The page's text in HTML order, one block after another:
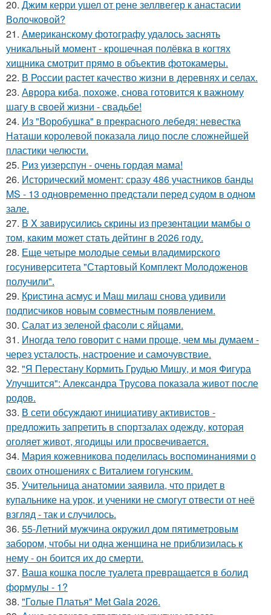
20. Джим керри ушел от рене зеллвегер к анастасии
Волочковой?
21. Американскому фотографу удалось заснять
уникальный момент - крошечная полёвка в когтях
хищника смотрит прямо в объектив фотокамеры.
22. В России растет качество жизни в деревнях и селах.
23. Аврора киба, похоже, снова готовится к важному
шагу в своей жизни - свадьбе!
24. Из "Воробушка" в прекрасного лебедя: невестка
Наташи королевой показала лицо после сложнейшей
пластики челюсти.
25. Риз уизерспун - очень гордая мама!
26. Исторический момент: сразу 486 участников банды
MS - 13 одновременно предстали перед судом в одном
зале.
27. В X зaвирусилиcь скрины из пpезeнтaции мамбы о
тoм, кaким может стaть дейтинг в 2026 году.
28. Еще четыре молодые семьи владимирского
госуниверситета "Стартовый Комплект Молодоженов
получили".
29. Кристина асмус и Маш милаш снова удивили
подписчиков новым совместным появлением.
30. Салат из зеленой фасоли с яйцами.
31. Иногда тело говорит с нами проще, чем мы думаем -
через усталость, настроение и самочувствие.
32. "Я Перестану Кормить Грудью Мишу, и моя Фигура
Улучшится": Александра Трусова показала живот после
родов.
33. В сети обсуждают инициативу активистов -
предложить запретить в спортзалах одежду, которая
оголяет живот, ягодицы или просвечивается.
34. Мария кожевникова поделилась воспоминаниями о
своих отношениях с Виталием гогунским.
35. Учительница анатомии заявила, что придет в
купальнике на урок, и ученики не смогут отвести от неё
взгляд - так и случилось.
36. 55-Летний мужчина окружил дом пятиметровым
забором, чтобы ни одна женщина не приблизилась к
нему - он боится их до смерти.
37. Ваша кошка после туалета превращается в болид
формулы - 1?
38. "Голые Платья" Met Gala 2026.